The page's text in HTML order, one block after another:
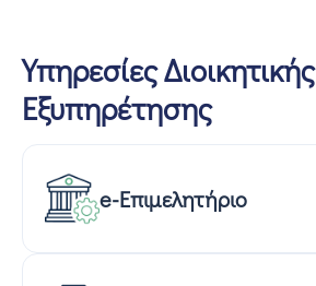
Υπηρεσίες Διοικητικής
Εξυπηρέτησης
e-Επιμελητήριο